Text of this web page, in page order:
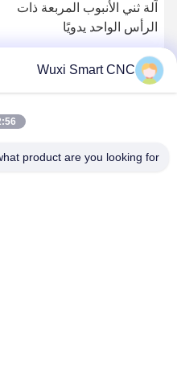
آلة ثني الأنبوب المربعة ذات
الرأس الواحد يدويًا
هيدروليكي
احصل على أفضل سعر
Wuxi Smart CNC
AM
product are you looking for?